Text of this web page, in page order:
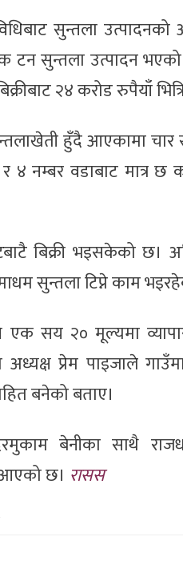
सुन्तला
टन सुन्तला उत्पादन
२४ करोड रुपैयाँ
हुँदै आएकामा
४ नम्बर वडाबाट मात्र
बिक्री भइसकेको छ।
सुन्तला टिप्ने काम
एक सय २० मूल्यमा
प्रेम पाइजाले
बनेको बताए।
बेनीका साथै
छ। रासस